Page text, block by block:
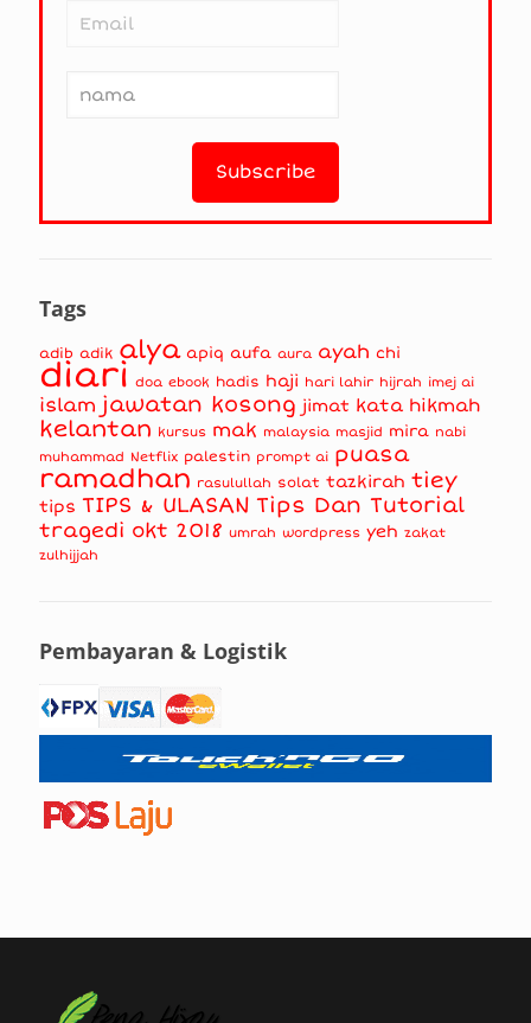
Tags
adib adik alya apiq aufa aura ayah chi
diari doa ebook hadis haji hari lahir hijrah imej ai
islam jawatan kosong jimat kata hikmah
kelantan kursus mak malaysia masjid mira nabi
muhammad Netflix palestin prompt ai puasa
ramadhan rasulullah solat tazkirah tiey
tips TIPS & ULASAN Tips Dan Tutorial
tragedi okt 2018 umrah wordpress yeh zakat
zulhijjah
Pembayaran & Logistik